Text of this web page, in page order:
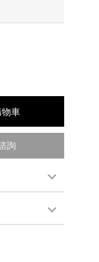
車
詢